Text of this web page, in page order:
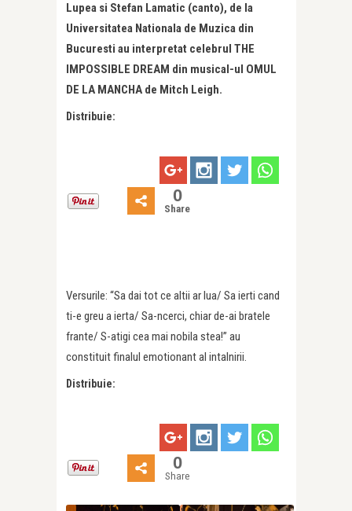
Lupea si Stefan Lamatic (canto), de la
Universitatea Nationala de Muzica din
Bucuresti au interpretat celebrul THE
IMPOSSIBLE DREAM din musical-ul OMUL
DE LA MANCHA de Mitch Leigh.
Distribuie:
0
Share
Versurile: “Sa dai tot ce altii ar lua/ Sa ierti cand
ti-e greu a ierta/ Sa-ncerci, chiar de-ai bratele
frante/ S-atigi cea mai nobila stea!” au
constituit finalul emotionant al intalnirii.
Distribuie:
0
Share